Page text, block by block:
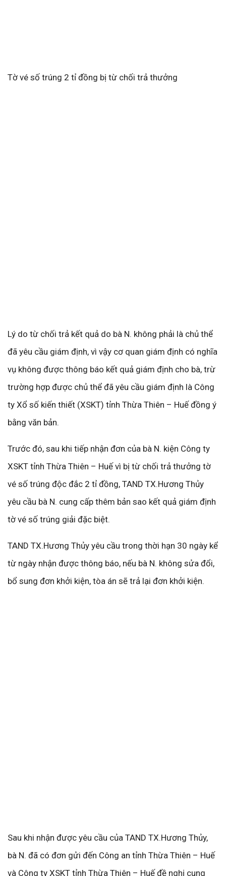
Tờ vé số trúng 2 tỉ đồng bị từ chối trả thưởng
Lý do từ chối trả kết quả do bà N. không phải là chủ thể
đã yêu cầu giám định, vì vậy cơ quan giám định có nghĩa
vụ không được thông báo kết quả giám định cho bà, trừ
trường hợp được chủ thể đã yêu cầu giám định là Công
ty Xổ số kiến thiết (XSKT) tỉnh Thừa Thiên – Huế đồng ý
bằng văn bản.
Trước đó, sau khi tiếp nhận đơn của bà N. kiện Công ty
XSKT tỉnh Thừa Thiên – Huế vì bị từ chối trả thưởng tờ
vé số trúng độc đắc 2 tỉ đồng, TAND TX.Hương Thủy
yêu cầu bà N. cung cấp thêm bản sao kết quả giám định
tờ vé số trúng giải đặc biệt.
TAND TX.Hương Thủy yêu cầu trong thời hạn 30 ngày kể
từ ngày nhận được thông báo, nếu bà N. không sửa đổi,
bổ sung đơn khởi kiện, tòa án sẽ trả lại đơn khởi kiện.
Sau khi nhận được yêu cầu của TAND TX.Hương Thủy,
bà N. đã có đơn gửi đến Công an tỉnh Thừa Thiên – Huế
và Công ty XSKT tỉnh Thừa Thiên – Huế đề nghị cung